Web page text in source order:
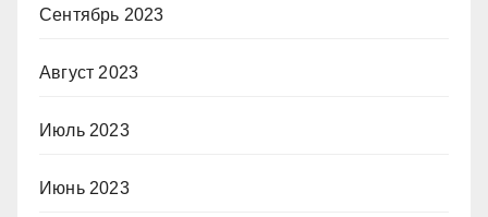
Сентябрь 2023
Август 2023
Июль 2023
Июнь 2023